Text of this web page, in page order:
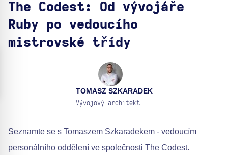
The Codest: Od vývojáře
Ruby po vedoucího
mistrovské třídy
TOMASZ SZKARADEK
Vývojový architekt
Seznamte se s Tomaszem Szkaradekem - vedoucím
personálního oddělení ve společnosti The Codest.